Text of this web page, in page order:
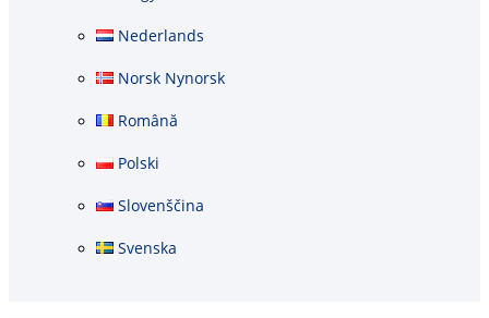
Nederlands
Norsk Nynorsk
Română
Polski
Slovenščina
Svenska